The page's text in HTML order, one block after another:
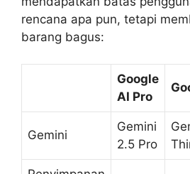
rencana apa pun, tetapi
barang bagus:
Google
AI Pro
Gemini
Gemini
2.5 Pro